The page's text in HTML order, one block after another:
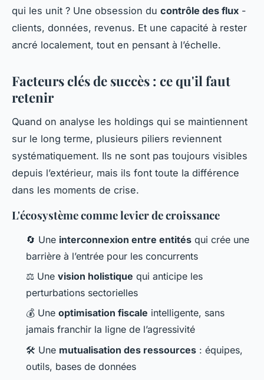
qui les unit ? Une obsession du contrôle des flux -
clients, données, revenus. Et une capacité à rester
ancré localement, tout en pensant à l’échelle.
Facteurs clés de succès : ce qu'il faut
retenir
Quand on analyse les holdings qui se maintiennent
sur le long terme, plusieurs piliers reviennent
systématiquement. Ils ne sont pas toujours visibles
depuis l’extérieur, mais ils font toute la différence
dans les moments de crise.
L'écosystème comme levier de croissance
🔄 Une interconnexion entre entités qui crée une
barrière à l’entrée pour les concurrents
⚖️ Une vision holistique qui anticipe les
perturbations sectorielles
💰 Une optimisation fiscale intelligente, sans
jamais franchir la ligne de l’agressivité
🛠️ Une mutualisation des ressources : équipes,
outils, bases de données